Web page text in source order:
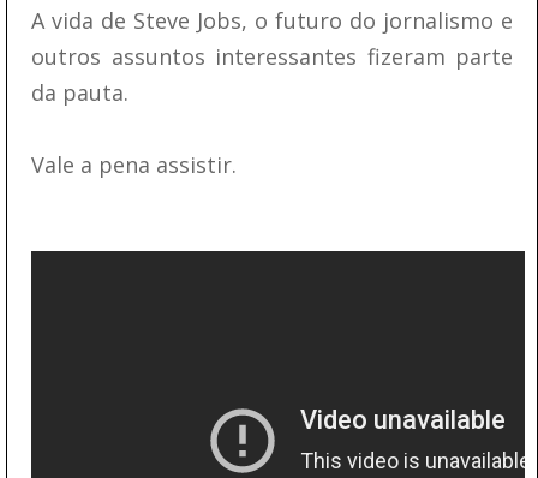
A vida de Steve Jobs, o futuro do jornalismo e
outros assuntos interessantes fizeram parte
da pauta.
Vale a pena assistir.